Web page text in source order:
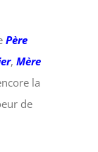
Père
,Mère
la
de